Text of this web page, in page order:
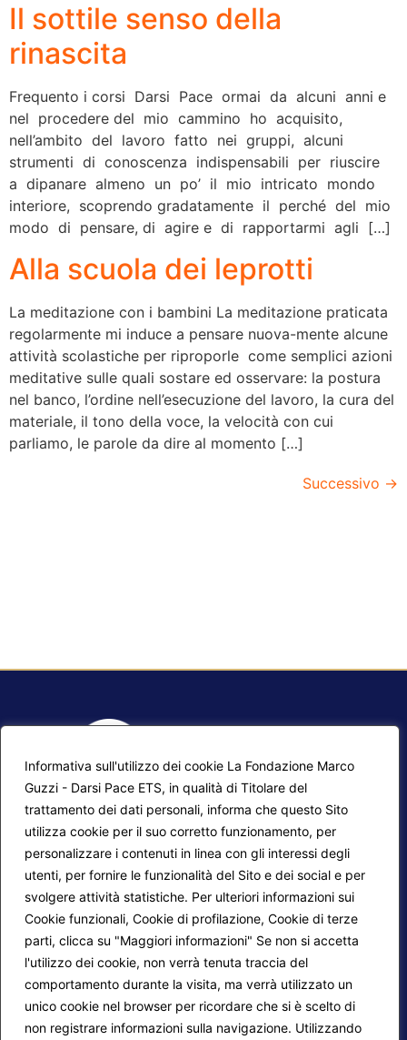
Informativa sull'utilizzo dei cookie La Fondazione Marco
Guzzi - Darsi Pace ETS, in qualità di Titolare del
trattamento dei dati personali, informa che questo Sito
utilizza cookie per il suo corretto funzionamento, per
personalizzare i contenuti in linea con gli interessi degli
utenti, per fornire le funzionalità del Sito e dei social e per
svolgere attività statistiche. Per ulteriori informazioni sui
Cookie funzionali, Cookie di profilazione, Cookie di terze
parti, clicca su "Maggiori informazioni" Se non si accetta
l'utilizzo dei cookie, non verrà tenuta traccia del
comportamento durante la visita, ma verrà utilizzato un
unico cookie nel browser per ricordare che si è scelto di
non registrare informazioni sulla navigazione. Utilizzando
Il sottile senso della
rinascita
Frequento i corsi Darsi Pace ormai da alcuni anni e
nel procedere del mio cammino ho acquisito,
nell’ambito del lavoro fatto nei gruppi, alcuni
strumenti di conoscenza indispensabili per riuscire
a dipanare almeno un po’ il mio intricato mondo
interiore, scoprendo gradatamente il perché del mio
modo di pensare, di agire e di rapportarmi agli […]
Alla scuola dei leprotti
La meditazione con i bambini La meditazione praticata
regolarmente mi induce a pensare nuova-mente alcune
attività scolastiche per riproporle come semplici azioni
meditative sulle quali sostare ed osservare: la postura
nel banco, l’ordine nell’esecuzione del lavoro, la cura del
materiale, il tono della voce, la velocità con cui
parliamo, le parole da dire al momento […]
Successivo →
Mappa del sito
Progetti Darsi Pace
Login redattori
Contatti
Calendario corsi
Privacy Policy
Cookie Policy
Seguici su: